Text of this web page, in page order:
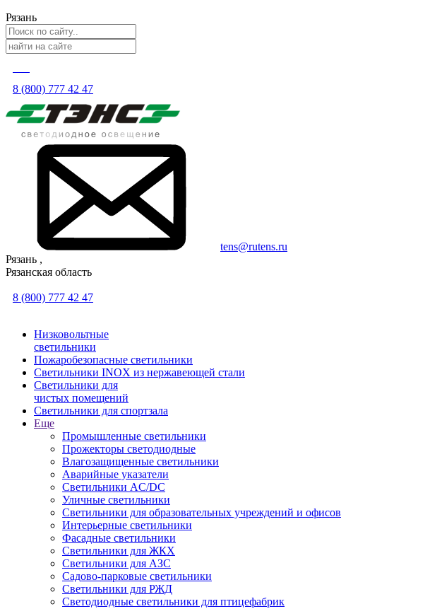
Рязань
8 (800) 777 42 47
tens@rutens.ru
Рязань ,
Рязанская область
8 (800) 777 42 47
Низковольтные
светильники
Пожаробезопасные светильники
Светильники INOX из нержавеющей стали
Светильники для
чистых помещений
Светильники для спортзала
Еще
Промышленные светильники
Прожекторы светодиодные
Влагозащищенные светильники
Аварийные указатели
Светильники AC/DC
Уличные светильники
Светильники для образовательных учреждений и офисов
Интерьерные светильники
Фасадные светильники
Светильники для ЖКХ
Светильники для АЗС
Садово-парковые светильники
Светильники для РЖД
Светодиодные светильники для птицефабрик